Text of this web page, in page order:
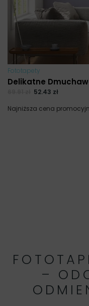
Fototapety
Delikatne
52.43 zł
Najniższa cena
–